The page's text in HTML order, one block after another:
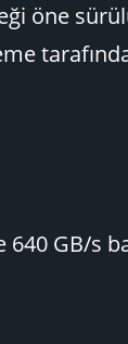
öne
GB/s